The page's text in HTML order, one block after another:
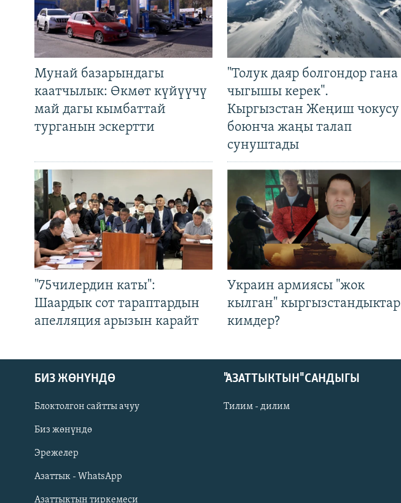
Русский
ОНЛАЙН ШЕРИНЕ
Мунай базарындагы
каатчылык: Өкмөт күйүүчү
май дагы кымбаттай
турганын эскертти
"Толук даяр болгондор гана
чыгышы керек".
Кыргызстан Жеңиш чокусу
боюнча жаңы талап
сунуштады
"75чилердин каты":
Шаардык сот тараптардын
апелляция арызын карайт
Украин армиясы "жок
кылган" кыргызстандыктар
кимдер?
БИЗ ЖӨНҮНДӨ
Блоктолгон сайтты ачуу
Биз жөнүндө
Эрежелер
Азаттык - WhatsApp
Азаттыктын тиркемеси
"АЗАТТЫКТЫН" САНДЫГЫ
Тилим - дилим